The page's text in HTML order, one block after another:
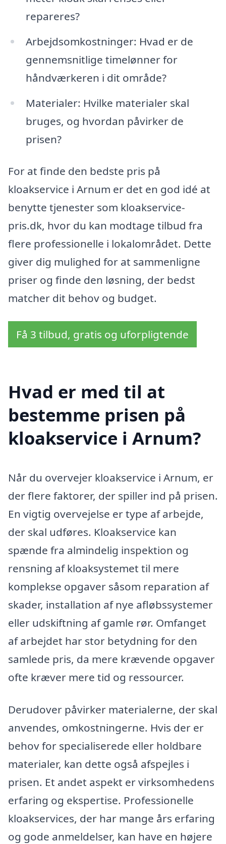
repareres?
Arbejdsomkostninger: Hvad er de
gennemsnitlige timelønner for
håndværkeren i dit område?
Materialer: Hvilke materialer skal
bruges, og hvordan påvirker de
prisen?
For at finde den bedste pris på
kloakservice i Arnum er det en god idé at
benytte tjenester som kloakservice-
pris.dk, hvor du kan modtage tilbud fra
flere professionelle i lokalområdet. Dette
giver dig mulighed for at sammenligne
priser og finde den løsning, der bedst
matcher dit behov og budget.
Få 3 tilbud, gratis og uforpligtende
Hvad er med til at
bestemme prisen på
kloakservice i Arnum?
Når du overvejer kloakservice i Arnum, er
der flere faktorer, der spiller ind på prisen.
En vigtig overvejelse er type af arbejde,
der skal udføres. Kloakservice kan
spænde fra almindelig inspektion og
rensning af kloaksystemet til mere
komplekse opgaver såsom reparation af
skader, installation af nye afløbssystemer
eller udskiftning af gamle rør. Omfanget
af arbejdet har stor betydning for den
samlede pris, da mere krævende opgaver
ofte kræver mere tid og ressourcer.
Derudover påvirker materialerne, der skal
anvendes, omkostningerne. Hvis der er
behov for specialiserede eller holdbare
materialer, kan dette også afspejles i
prisen. Et andet aspekt er virksomhedens
erfaring og ekspertise. Professionelle
kloakservices, der har mange års erfaring
og gode anmeldelser, kan have en højere